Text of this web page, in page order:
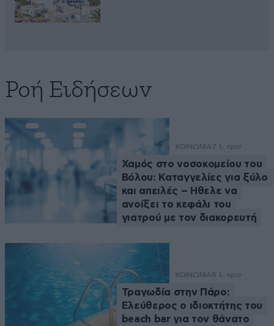
Ροή Ειδήσεων
ΚΟΙΝΩΝΙΑ7 λ. πριν
Χαμός στο νοσοκομείου του
Βόλου: Καταγγελίες για ξύλο
και απειλές – Ηθελε να
ανοίξει το κεφάλι του
γιατρού με τον διακορευτή
ΚΟΙΝΩΝΙΑ8 λ. πριν
Τραγωδία στην Πάρο:
Ελεύθερος ο ιδιοκτήτης του
beach bar για τον θάνατο